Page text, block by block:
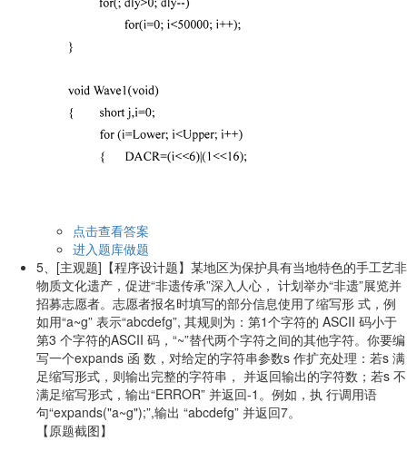
点击查看答案
进入题库做题
5、 [主观题] 【程序设计题】某地区为保护具有当地特色的手工艺非
物质文化遗产，促进“非遗传承”深入人心， 计划举办“非遗”展览并
招募志愿者。志愿者报名时填写的部分信息使用了缩写形 式，例
如用“a~g” 表示“abcdefg”, 其规则为：第1个字符的 ASCII 码小于
第3 个字符的ASCII 码，“~”替代两个字符之间的其他字符。你要编
写一个expands 函 数，对给定的字符串参数s 作扩充处理：若s 满
足缩写形式，则输出完整的字符串， 并返回输出的字符数；若s 不
满足缩写形式，输出“ERROR” 并返回-1。例如，执 行调用语
句“expands("a~g");”,输出 “abcdefg” 并返回7。
【原题截图】